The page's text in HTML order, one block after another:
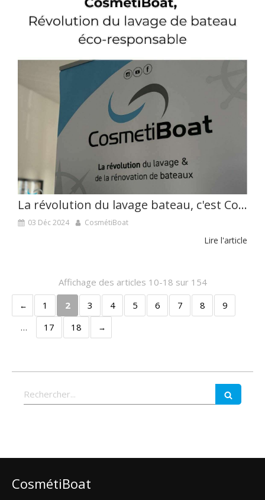
La révolution du lavage bateau, c'est CosmétiBoat !
03 Déc 2024 CosmétiBoat
Lire l'article
Affichage des articles 10-18 sur 154
1
2 3 4 5 6 7 8
9
…
17 18
Rechercher
CosmétiBoat